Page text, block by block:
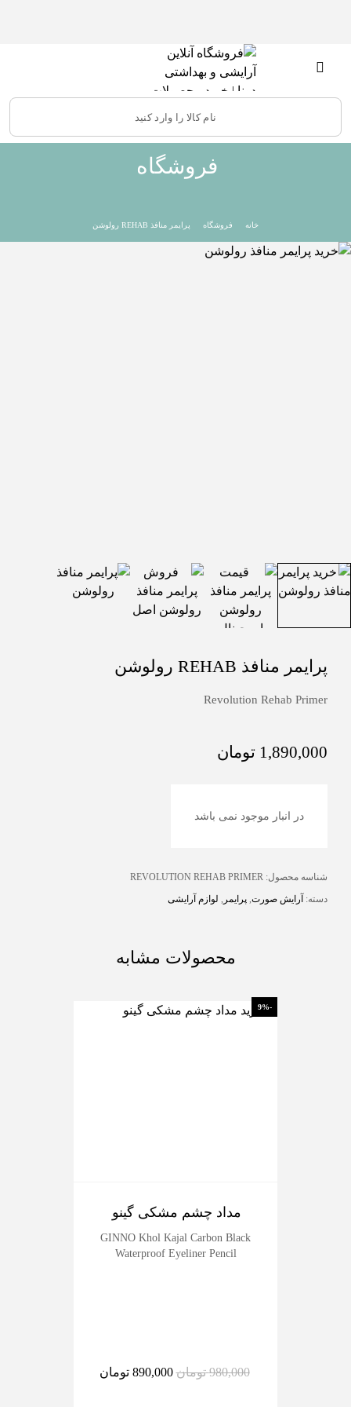
فروشگاه
خانه فروشگاه پرایمر منافذ REHAB رولوشن
پرایمر منافذ REHAB رولوشن
Revolution Rehab Primer
1,890,000 تومان
در انبار موجود نمی باشد
شناسه محصول: REVOLUTION REHAB PRIMER
دسته: آرایش صورت, پرایمر , لوازم آرایشی
محصولات مشابه
-9%
مداد چشم مشکی گینو
GINNO Khol Kajal Carbon Black
Waterproof Eyeliner Pencil
980,000 تومان 890,000 تومان